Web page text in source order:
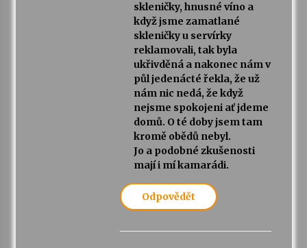
skleničky, hnusné víno a
když jsme zamatlané
skleničky u servírky
reklamovali, tak byla
ukřivděná a nakonec nám v
půl jedenácté řekla, že už
nám nic nedá, že když
nejsme spokojeni ať jdeme
domů. O té doby jsem tam
kromě obědů nebyl.
Jo a podobné zkušenosti
mají i mí kamarádi.
Odpovědět